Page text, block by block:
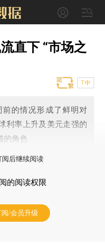
直下 “市场之
T中
的情况形成了鲜明对
利率上升及美元走强的
的角色
阅后继续阅读
的阅读权限
阅/会员升级